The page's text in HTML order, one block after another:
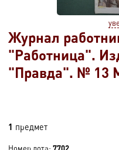
Журнал
"Работница".
"Правда". № 13
1 предмет
Номер лота: 7702